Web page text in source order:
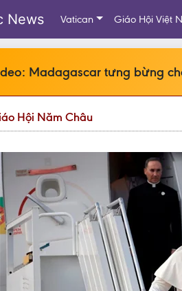
News Vatican Giáo Hội Việt
Madagascar tưng bừng
Hội Năm Châu